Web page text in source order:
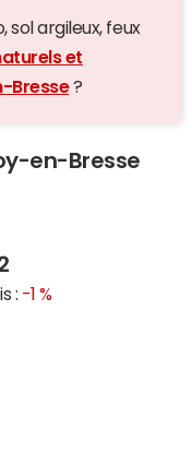
sol argileux, feux
et
Bresse?
en-Bresse
: -1 %